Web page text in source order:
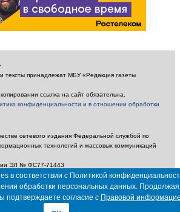
тексты принадлежат МБУ «Редакция газеты
ссылка на сайт обязательна.
конфиденциальности и в отношении обработки
сетевого издания Федеральной службой по
технологий и массовых коммуникаций
ЭЛ № ФС77-71443
бюджетное учреждение «Редакция газеты «Калужская
А. Ю. / Электронный адрес редакции:
/ Телефон редакции: 400-424
в соответствии с Политикой
обработки персональных данных. Продолжая
подтверждаете согласие с Правовой